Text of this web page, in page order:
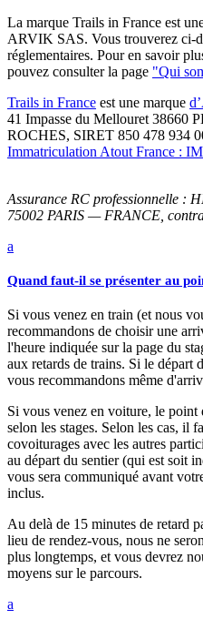
La marque Trails in France est
ARVIK SAS. Vous trouverez ci-
réglementaires. Pour en savoir
pouvez consulter la page "Qui
Trails in France est une marque
41 Impasse du Mellouret 38660
ROCHES, SIRET 850 478 934
Immatriculation Atout France :
Assurance RC professionnelle :
75002 PARIS — FRANCE,
a
Quand faut-il se présenter au
Si vous venez en train (et nous
recommandons de choisir une
l'heure indiquée sur la page du
aux retards de trains. Si le départ
vous recommandons même
Si vous venez en voiture, le point
selon les stages. Selon les cas, il
covoiturages avec les autres
au départ du sentier (qui est soit
vous sera communiqué avant
inclus.
Au delà de 15 minutes de retard
lieu de rendez-vous, nous ne
plus longtemps, et vous devrez
moyens sur le parcours.
a